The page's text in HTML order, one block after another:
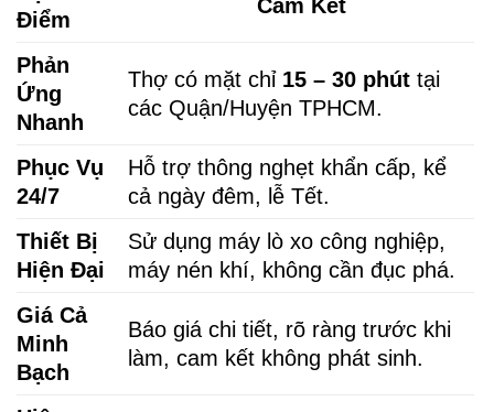
Điểm
Cam Kết
Phản
Ứng
Nhanh
Thợ có mặt chỉ 15 – 30 phút tại
các Quận/Huyện TPHCM.
Phục Vụ
24/7
Hỗ trợ thông nghẹt khẩn cấp, kể
cả ngày đêm, lễ Tết.
Thiết Bị
Hiện Đại
Sử dụng máy lò xo công nghiệp,
máy nén khí, không cần đục phá.
Giá Cả
Minh
Bạch
Báo giá chi tiết, rõ ràng trước khi
làm, cam kết không phát sinh.